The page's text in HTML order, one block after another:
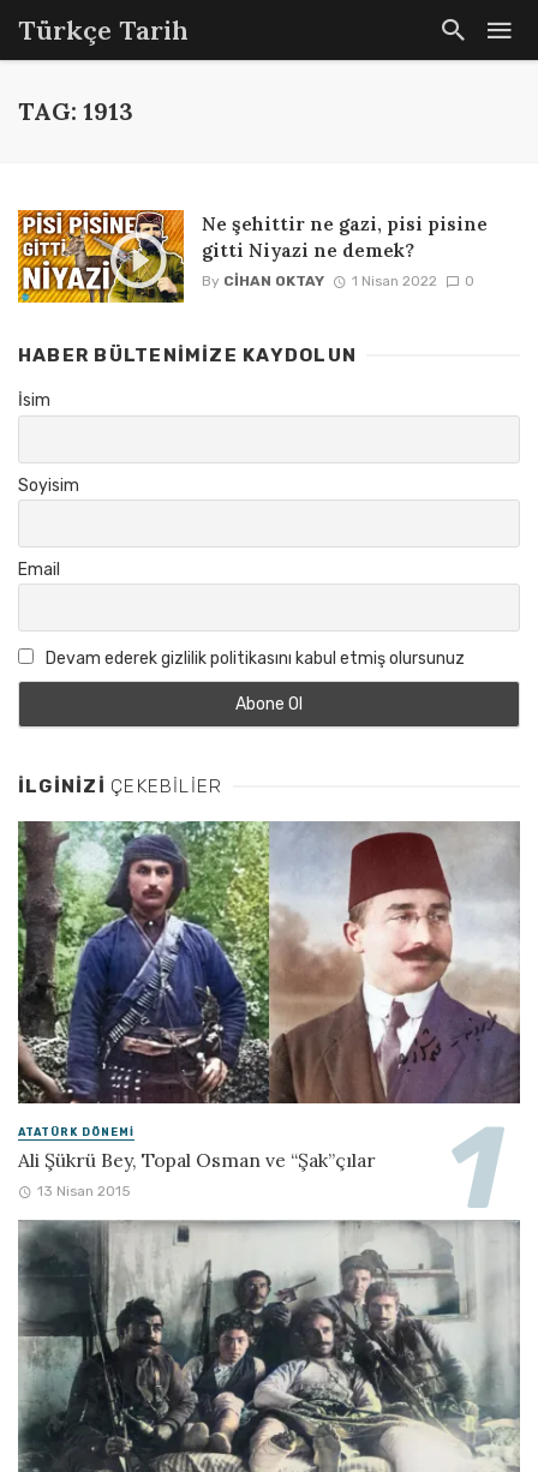
Türkçe Tarih
TAG: 1913
Ne şehittir ne gazi, pisi pisine
gitti Niyazi ne demek?
By CIHAN OKTAY 1 Nisan 2022 0
HABER BÜLTENIMIZE KAYDOLUN
İsim
Soyisim
Email
Devam ederek gizlilik politikasını kabul etmiş olursunuz
İLGINIZI ÇEKEBILIER
ATATÜRK DÖNEMI
Ali Şükrü Bey, Topal Osman ve “Şak”çılar
13 Nisan 2015